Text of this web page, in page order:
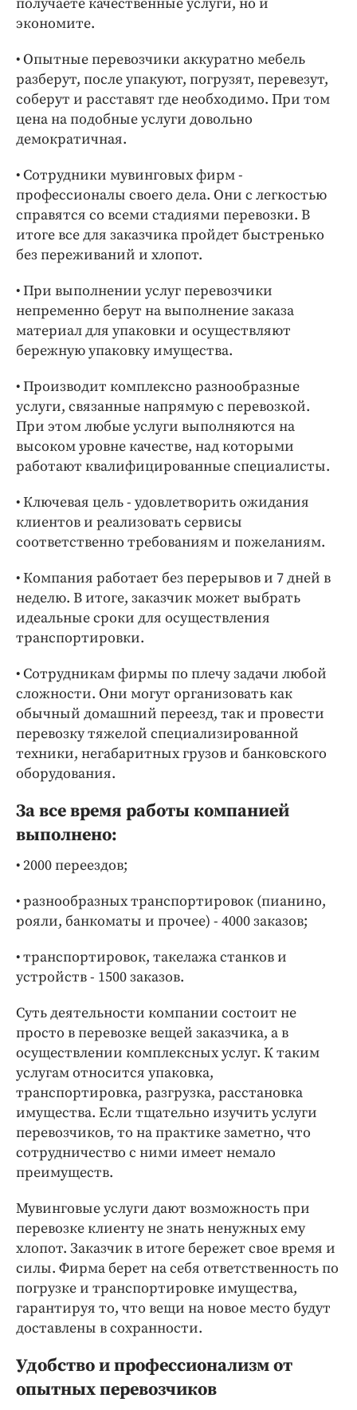
получаете качественные услуги, но и
экономите.
• Опытные перевозчики аккуратно мебель
разберут, после упакуют, погрузят, перевезут,
соберут и расставят где необходимо. При том
цена на подобные услуги довольно
демократичная.
• Сотрудники мувинговых фирм -
профессионалы своего дела. Они с легкостью
справятся со всеми стадиями перевозки. В
итоге все для заказчика пройдет быстренько
без переживаний и хлопот.
• При выполнении услуг перевозчики
непременно берут на выполнение заказа
материал для упаковки и осуществляют
бережную упаковку имущества.
• Производит комплексно разнообразные
услуги, связанные напрямую с перевозкой.
При этом любые услуги выполняются на
высоком уровне качестве, над которыми
работают квалифицированные специалисты.
• Ключевая цель - удовлетворить ожидания
клиентов и реализовать сервисы
соответственно требованиям и пожеланиям.
• Компания работает без перерывов и 7 дней в
неделю. В итоге, заказчик может выбрать
идеальные сроки для осуществления
транспортировки.
• Сотрудникам фирмы по плечу задачи любой
сложности. Они могут организовать как
обычный домашний переезд, так и провести
перевозку тяжелой специализированной
техники, негабаритных грузов и банковского
оборудования.
За все время работы компанией
выполнено:
• 2000 переездов;
• разнообразных транспортировок (пианино,
рояли, банкоматы и прочее) - 4000 заказов;
• транспортировок, такелажа станков и
устройств - 1500 заказов.
Суть деятельности компании состоит не
просто в перевозке вещей заказчика, а в
осуществлении комплексных услуг. К таким
услугам относится упаковка,
транспортировка, разгрузка, расстановка
имущества. Если тщательно изучить услуги
перевозчиков, то на практике заметно, что
сотрудничество с ними имеет немало
преимуществ.
Мувинговые услуги дают возможность при
перевозке клиенту не знать ненужных ему
хлопот. Заказчик в итоге бережет свое время и
силы. Фирма берет на себя ответственность по
погрузке и транспортировке имущества,
гарантируя то, что вещи на новое место будут
доставлены в сохранности.
Удобство и профессионализм от
опытных перевозчиков